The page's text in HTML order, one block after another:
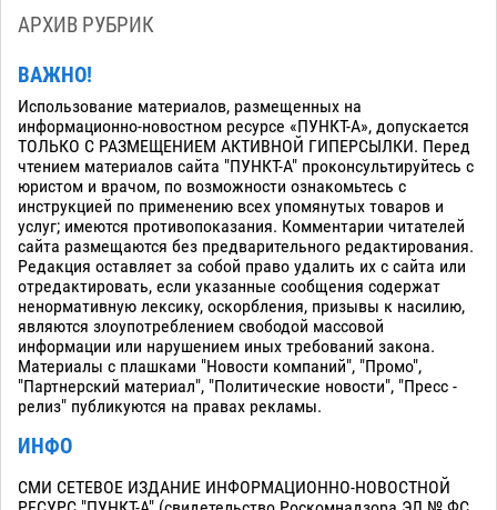
АРХИВ РУБРИК
ВАЖНО!
Использование материалов, размещенных на
информационно-новостном ресурсе «ПУНКТ-А», допускается
ТОЛЬКО С РАЗМЕЩЕНИЕМ АКТИВНОЙ ГИПЕРСЫЛКИ. Перед
чтением материалов сайта "ПУНКТ-А" проконсультируйтесь с
юристом и врачом, по возможности ознакомьтесь с
инструкцией по применению всех упомянутых товаров и
услуг; имеются противопоказания. Комментарии читателей
сайта размещаются без предварительного редактирования.
Редакция оставляет за собой право удалить их с сайта или
отредактировать, если указанные сообщения содержат
ненормативную лексику, оскорбления, призывы к насилию,
являются злоупотреблением свободой массовой
информации или нарушением иных требований закона.
Материалы с плашками "Новости компаний", "Промо",
"Партнерский материал", "Политические новости", "Пресс -
релиз" публикуются на правах рекламы.
ИНФО
СМИ СЕТЕВОЕ ИЗДАНИЕ ИНФОРМАЦИОННО-НОВОСТНОЙ